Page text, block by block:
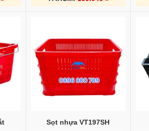
Sọt nhựa VT197SH